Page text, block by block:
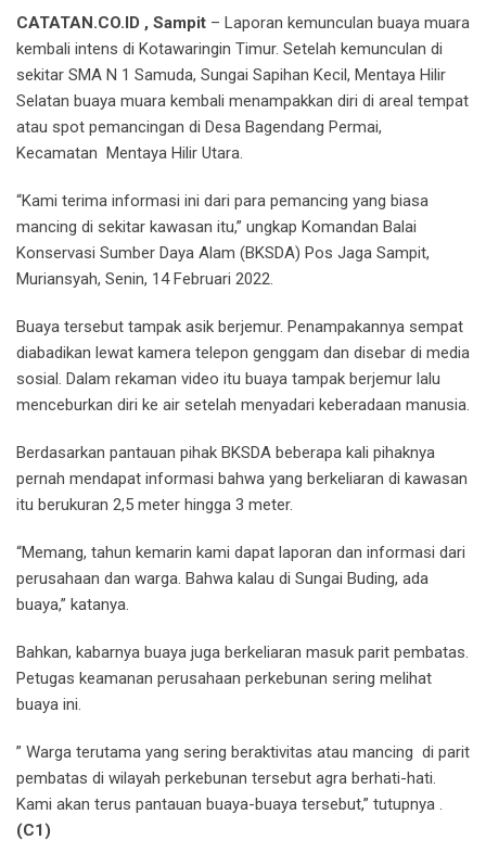
CATATAN.CO.ID , Sampit – Laporan kemunculan buaya muara
kembali intens di Kotawaringin Timur. Setelah kemunculan di
sekitar SMA N 1 Samuda, Sungai Sapihan Kecil, Mentaya Hilir
Selatan buaya muara kembali menampakkan diri di areal tempat
atau spot pemancingan di Desa Bagendang Permai,
Kecamatan Mentaya Hilir Utara.
“Kami terima informasi ini dari para pemancing yang biasa
mancing di sekitar kawasan itu,” ungkap Komandan Balai
Konservasi Sumber Daya Alam (BKSDA) Pos Jaga Sampit,
Muriansyah, Senin, 14 Februari 2022.
Buaya tersebut tampak asik berjemur. Penampakannya sempat
diabadikan lewat kamera telepon genggam dan disebar di media
sosial. Dalam rekaman video itu buaya tampak berjemur lalu
menceburkan diri ke air setelah menyadari keberadaan manusia.
Berdasarkan pantauan pihak BKSDA beberapa kali pihaknya
pernah mendapat informasi bahwa yang berkeliaran di kawasan
itu berukuran 2,5 meter hingga 3 meter.
“Memang, tahun kemarin kami dapat laporan dan informasi dari
perusahaan dan warga. Bahwa kalau di Sungai Buding, ada
buaya,” katanya.
Bahkan, kabarnya buaya juga berkeliaran masuk parit pembatas.
Petugas keamanan perusahaan perkebunan sering melihat
buaya ini.
” Warga terutama yang sering beraktivitas atau mancing di parit
pembatas di wilayah perkebunan tersebut agra berhati-hati.
Kami akan terus pantauan buaya-buaya tersebut,” tutupnya .
(C1)